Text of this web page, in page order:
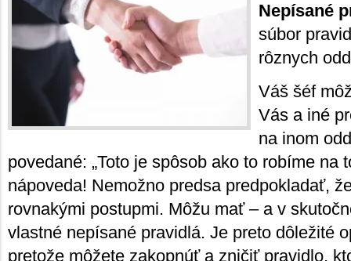
Nepísané
súbor
rôznych
Váš šéf
Vás a iné
na inom
povedané: „Toto je spôsob ako to robíme na
nápoveda! Nemožno predsa predpokladať,
rovnakými postupmi. Môžu mať – a v
vlastné nepísané pravidlá. Je preto dôležité
pretože môžete zakopnúť a zničiť pravidlo,